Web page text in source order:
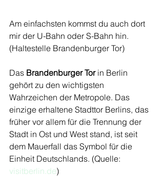
Am einfachsten kommst du auch dort
mir der U-Bahn oder S-Bahn hin.
(Haltestelle Brandenburger Tor)
Das Brandenburger Tor in Berlin
gehört zu den wichtigsten
Wahrzeichen der Metropole. Das
einzige erhaltene Stadttor Berlins, das
früher vor allem für die Trennung der
Stadt in Ost und West stand, ist seit
dem Mauerfall das Symbol für die
Einheit Deutschlands. (Quelle:
visitberlin.de)